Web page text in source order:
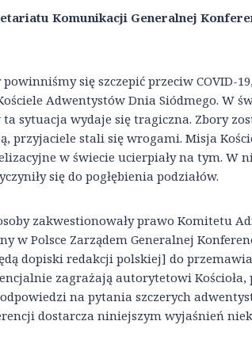
Komunikacji Generalnej
się szczepić przeciw COVID-
Adwentystów Dnia Siódmego. W
ta sytuacja wydaje się tragiczna. Zbory
przyjaciele stali się wrogami. Misja
w świecie ucierpiały na tym. W
się do pogłębienia podziałów.
zakwestionowały prawo Komitetu
w Polsce Zarządem Generalnej
dopiski redakcji polskiej] do
zagrażają autorytetowi
na pytania szczerych
dostarcza niniejszym wyjaśnień